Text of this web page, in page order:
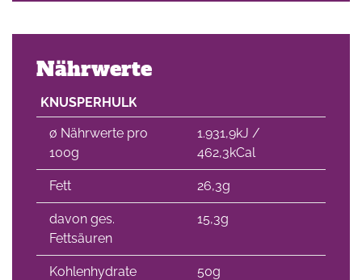
Nährwerte
KNUSPERHULK
∅ Nährwerte pro
100g
1.931,9kJ /
462,3kCal
Fett 26,3g
davon ges.
Fettsäuren
15,3g
Kohlenhydrate 50g